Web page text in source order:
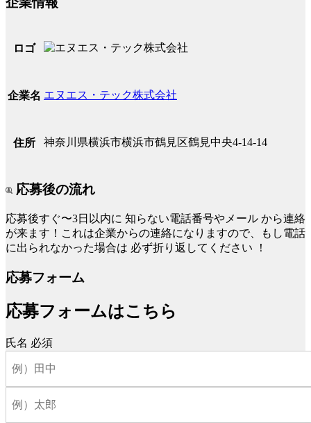
ロゴ
企業名 エヌエス・テック株式会社
住所 神奈川県横浜市横浜市鶴見区鶴見中央4-14-14
応募後の流れ
応募後すぐ〜3日以内に 知らない電話番号やメール から連絡
が来ます！これは企業からの連絡になりますので、もし電話
に出られなかった場合は 必ず折り返してください ！
応募フォーム
応募フォームはこちら
氏名 必須